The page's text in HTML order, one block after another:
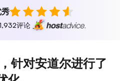
评论
针对安道尔进行了